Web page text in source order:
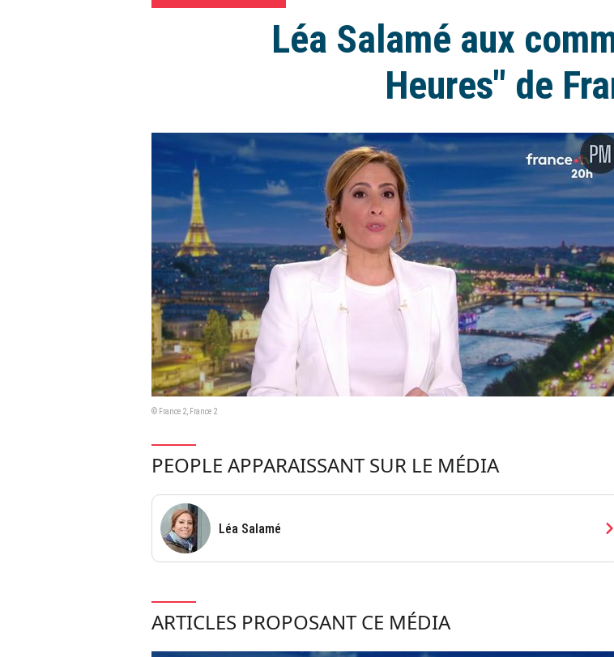
Léa Salamé aux
Heures" de
© France 2, France 2
PEOPLE APPARAISSANT SUR LE MÉDIA
Léa Salamé chevron_right
ARTICLES PROPOSANT CE MÉDIA